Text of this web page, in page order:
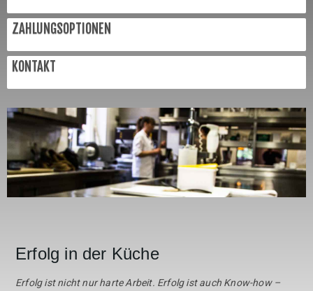
ZAHLUNGSOPTIONEN
KONTAKT
Erfolg in der Küche
Erfolg ist nicht nur harte Arbeit. Erfolg ist auch Know-how –